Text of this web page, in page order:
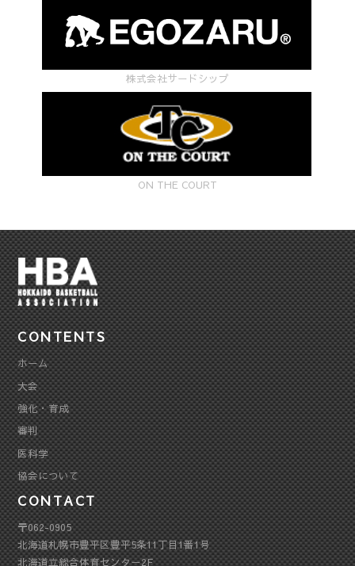
株式会社サードシップ
ON THE COURT
CONTENTS
ホーム
大会
強化・育成
審判
医科学
協会について
CONTACT
〒062-0905
北海道札幌市豊平区豊平5条11丁目1番1号
北海道立総合体育センター2F